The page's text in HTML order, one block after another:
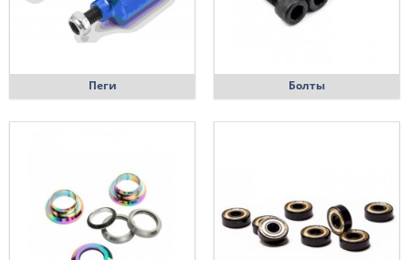
Пеги Болты